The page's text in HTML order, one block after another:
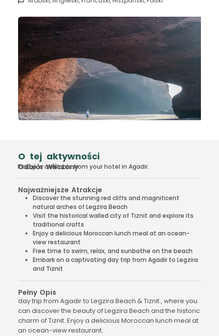
O tej aktywności
Odbiór Wliczony
Pickup is available from your hotel in Agadir.
Najważniejsze Atrakcje
Discover the stunning red cliffs and magnificent
natural arches of Legzira Beach
Visit the historical walled city of Tiznit and explore its
traditional crafts
Enjoy a delicious Moroccan lunch meal at an ocean-
view restaurant
Free time to swim, relax, and sunbathe on the beach
Embark on a captivating day trip from Agadir to Legzira
and Tiznit
Pełny Opis
day trip from Agadir to Legzira Beach & Tiznit , where you
can discover the beauty of Legzira Beach and the historic
charm of Tiznit. Enjoy a delicious Moroccan lunch meal at
an ocean-view restaurant.